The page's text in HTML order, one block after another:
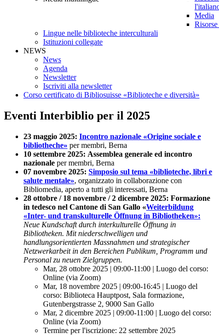
Media
Lingue nelle biblioteche interculturali
Istituzioni collegate
NEWS
News
Agenda
Newsletter
Iscriviti alla newsletter
Corso certificato di Bibliosuisse «Biblioteche e diversità»
Eventi Interbiblio per il 2025
23 maggio 2025: Incontro nazionale «Origine sociale e
bibliotheche» per membri, Berna
10 settembre 2025: Assemblea generale ed incontro
nazionale per membri, Berna
07 novembre 2025: Simposio sul tema «biblioteche, libri e
salute mentale», organizzato in collaborazione con
Bibliomedia, aperto a tutti gli interessati, Berna
28 ottobre / 18 novembre / 2 dicembre 2025: Formazione
in tedesco nel Cantone di San Gallo «Weiterbildung
«Inter- und transkulturelle Öffnung in Bibliotheken»:
Neue Kundschaft durch interkulturelle Öffnung in
Bibliotheken. Mit niederschwelligen und
handlungsorientierten Massnahmen und strategischer
Netzwerkarbeit in den Bereichen Publikum, Programm und
Personal zu neuen Zielgruppen.
Mar, 28 ottobre 2025 | 09:00-11:00 | Luogo del corso:
Online (via Zoom)
Mar, 18 novembre 2025 | 09:00-16:45 | Luogo del
corso: Biblioteca Hauptpost, Sala formazione,
Gutenbergstrasse 2, 9000 San Gallo
Mar, 2 dicembre 2025 | 09:00-11:00 | Luogo del corso:
Online (via Zoom)
Termine per l'iscrizione: 22 settembre 2025